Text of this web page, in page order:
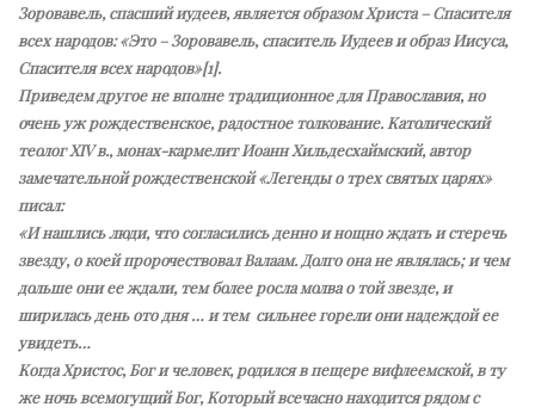
Зоровавель, спасший иудеев, является образом Христа – Спасителя
всех народов: «Это – Зоровавель, спаситель Иудеев и образ Иисуса,
Спасителя всех народов»[1].
Приведем другое не вполне традиционное для Православия, но
очень уж рождественское, радостное толкование. Католический
теолог XIV в., монах-кармелит Иоанн Хильдесхаймский, автор
замечательной рождественской «Легенды о трех святых царях»
писал:
«И нашлись люди, что согласились денно и нощно ждать и стеречь
звезду, о коей пророчествовал Валаам. Долго она не являлась; и чем
дольше они ее ждали, тем более росла молва о той звезде, и
ширилась день ото дня … и тем сильнее горели они надеждой ее
увидеть…
Когда Христос, Бог и человек, родился в пещере вифлеемской, в ту
же ночь всемогущий Бог, Который всечасно находится рядом с